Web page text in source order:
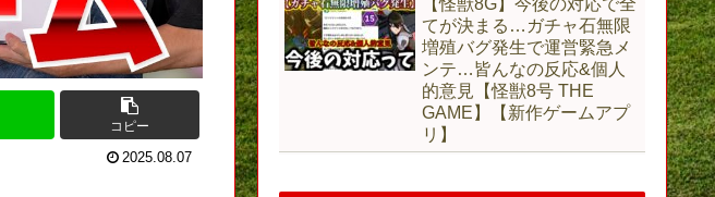
コピー
2025.08.07
【怪獣8G】今後の対応で全
てが決まる…ガチャ石無限
増殖バグ発生で運営緊急メ
ンテ…皆んなの反応&個人
的意見【怪獣8号 THE
GAME】【新作ゲームアプ
リ】